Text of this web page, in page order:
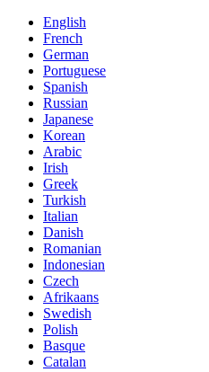
English
French
German
Portuguese
Spanish
Russian
Japanese
Korean
Arabic
Irish
Greek
Turkish
Italian
Danish
Romanian
Indonesian
Czech
Afrikaans
Swedish
Polish
Basque
Catalan